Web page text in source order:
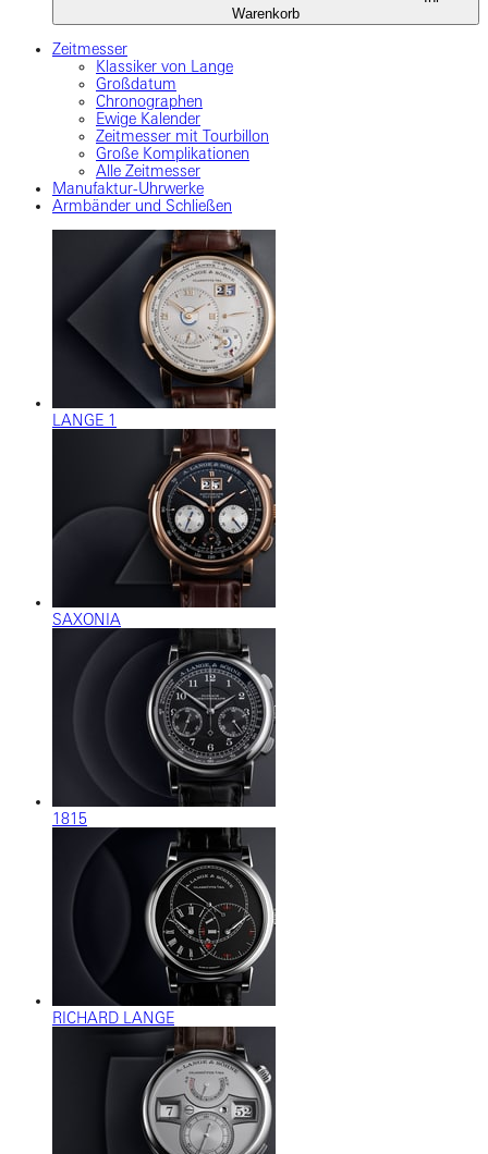
Warenkorb
Zeitmesser
Klassiker von Lange
Großdatum
Chronographen
Ewige Kalender
Zeitmesser mit Tourbillon
Große Komplikationen
Alle Zeitmesser
Manufaktur-Uhrwerke
Armbänder und Schließen
LANGE 1
SAXONIA
1815
RICHARD LANGE